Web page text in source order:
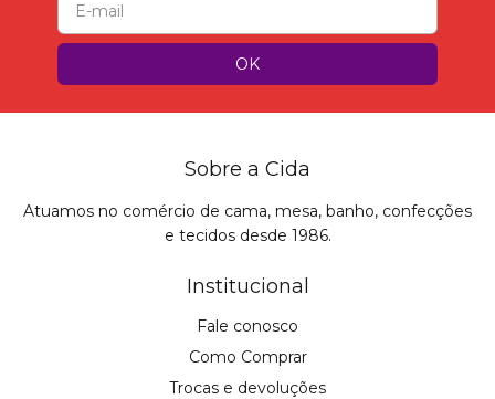
Sobre a Cida
Atuamos no comércio de cama, mesa, banho, confecções
e tecidos desde 1986.
Institucional
Fale conosco
Como Comprar
Trocas e devoluções